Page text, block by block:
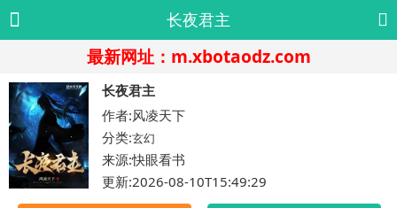
长夜君主
最新网址：m.xbotaodz.com
长夜君主
作者:风凌天下
分类:玄幻
来源:快眼看书
更新:2026-08-10T15:49:29